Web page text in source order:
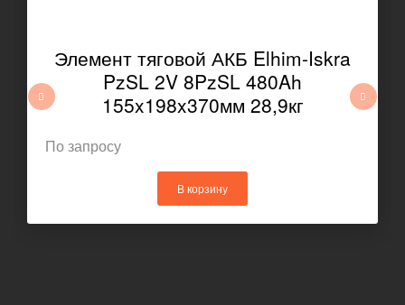
Элемент тяговой АКБ Elhim-Iskra
PzSL 2V 8PzSL 480Ah
155x198x370мм 28,9кг
По запросу
В корзину